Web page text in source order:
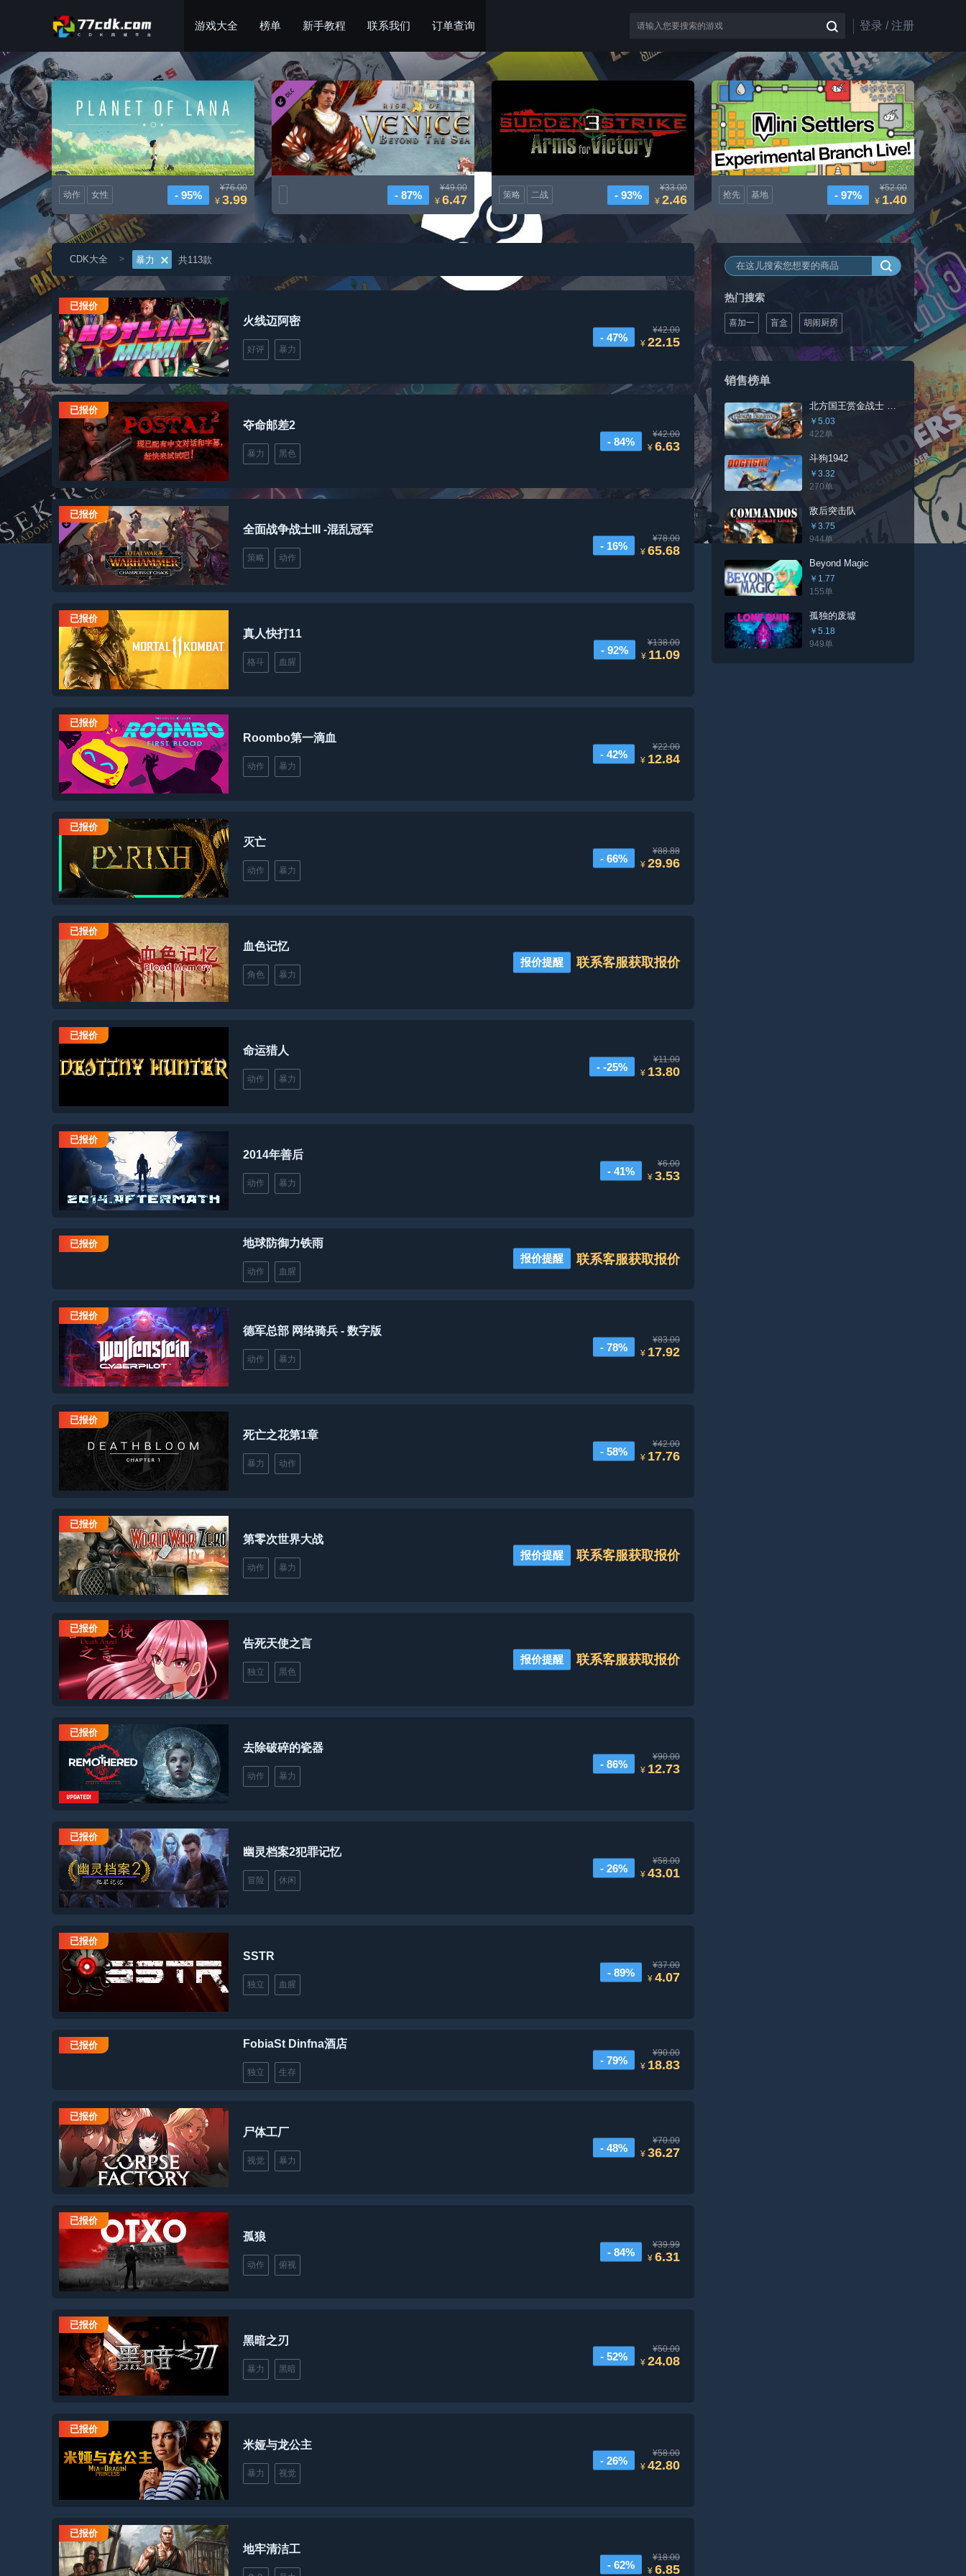
游戏大全 榜单 新手教程 联系我们 订单查询 登录 / 注册
拉娜星球
动作 女性 - 95%
¥76.00
¥ 3.99
威尼斯崛起：远航
- 87%
¥49.00
¥ 6.47 策略 二战 - 93%
¥33.00
¥ 2.46
小小城建
抢先 基地 - 97%
¥52.00
¥ 1.40 冒险
CDK大全 暴力 共113款
已报价
火线迈阿密
好评 暴力
- 47%
¥42.00
¥ 22.15
已报价
夺命邮差2
暴力 黑色
- 84%
¥42.00
¥ 6.63
已报价
全面战争战士III -混乱冠军
策略 动作
- 16%
¥78.00
¥ 65.68
已报价
真人快打11
格斗 血腥
- 92%
¥138.00
¥ 11.09
已报价
Roombo第一滴血
动作 暴力
- 42%
¥22.00
¥ 12.84
已报价
灭亡
动作 暴力
- 66%
¥88.88
¥ 29.96
已报价
血色记忆
角色 暴力
报价提醒 联系客服获取报价
已报价
命运猎人
动作 暴力
- -25%
¥11.00
¥ 13.80
已报价
2014年善后
动作 暴力
- 41%
¥6.00
¥ 3.53
已报价 地球防御力铁雨
动作 血腥
报价提醒 联系客服获取报价
已报价
德军总部 网络骑兵 - 数字版
动作 暴力
- 78%
¥83.00
¥ 17.92
已报价
死亡之花第1章
暴力 动作
- 58%
¥42.00
¥ 17.76
已报价
第零次世界大战
动作 暴力
报价提醒 联系客服获取报价
已报价
告死天使之言
独立 黑色
报价提醒 联系客服获取报价
已报价
去除破碎的瓷器
动作 暴力
- 86%
¥90.00
¥ 12.73
已报价
幽灵档案2犯罪记忆
冒险 休闲
- 26%
¥58.00
¥ 43.01
已报价
SSTR
独立 血腥
- 89%
¥37.00
¥ 4.07
已报价 FobiaSt Dinfna酒店
独立 生存
- 79%
¥90.00
¥ 18.83
已报价
尸体工厂
视觉 暴力
- 48%
¥70.00
¥ 36.27
已报价
孤狼
动作 俯视
- 84%
¥39.99
¥ 6.31
已报价
黑暗之刃
暴力 黑暗
- 52%
¥50.00
¥ 24.08
已报价
米娅与龙公主
暴力 视觉
- 26%
¥58.00
¥ 42.80
已报价
地牢清洁工
- 62%
¥18.00
¥ 6.85
热门搜索
喜加一 盲盒 胡闹厨房
销售榜单
￥5.03
422单
斗狗1942
￥3.32
270单
敌后突击队
￥3.75
944单
Beyond Magic
￥1.77
155单
孤独的废墟
￥5.18
949单